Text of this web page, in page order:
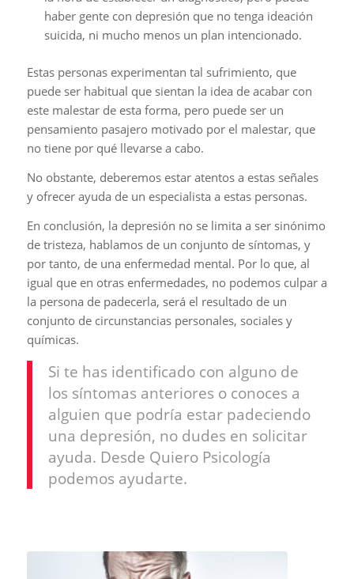
haber gente con depresión que no tenga ideación
suicida, ni mucho menos un plan intencionado.
Estas personas experimentan tal sufrimiento, que
puede ser habitual que sientan la idea de acabar con
este malestar de esta forma, pero puede ser un
pensamiento pasajero motivado por el malestar, que
no tiene por qué llevarse a cabo.
No obstante, deberemos estar atentos a estas señales
y ofrecer ayuda de un especialista a estas personas.
En conclusión, la depresión no se limita a ser sinónimo
de tristeza, hablamos de un conjunto de síntomas, y
por tanto, de una enfermedad mental. Por lo que, al
igual que en otras enfermedades, no podemos culpar a
la persona de padecerla, será el resultado de un
conjunto de circunstancias personales, sociales y
químicas.
Si te has identificado con alguno de
los síntomas anteriores o conoces a
alguien que podría estar padeciendo
una depresión, no dudes en solicitar
ayuda. Desde Quiero Psicología
podemos ayudarte.